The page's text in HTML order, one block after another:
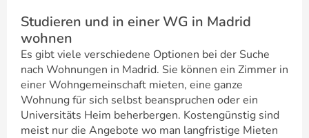
Studieren und in einer WG in Madrid
wohnen
Es gibt viele verschiedene Optionen bei der Suche
nach Wohnungen in Madrid. Sie können ein Zimmer in
einer Wohngemeinschaft mieten, eine ganze
Wohnung für sich selbst beanspruchen oder ein
Universitäts Heim beherbergen. Kostengünstig sind
meist nur die Angebote wo man langfristige Mieten